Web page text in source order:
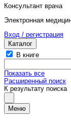
Консультант врача
Электронная
Вход / регистрация
Каталог
В книге
Показать все
Расширенный поиск
К результату поиска
Меню